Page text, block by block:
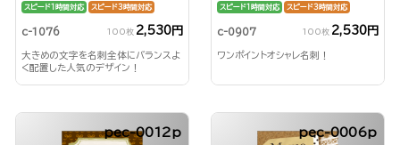
スピード1時間対応 スピード3時間対応
c-1076 100枚 2,530円
大きめの文字を名刺全体にバランスよ
く配置した人気のデザイン！
スピード1時間対応 スピード3時間対応
c-0907 100枚 2,530円
ワンポイントオシャレ名刺！
pec-0012p pec-0006p